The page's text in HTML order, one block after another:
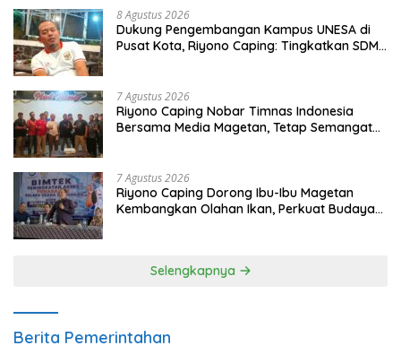
8 Agustus 2026
Dukung Pengembangan Kampus UNESA di
Pusat Kota, Riyono Caping: Tingkatkan SDM
7 Agustus 2026
Riyono Caping Nobar Timnas Indonesia
Bersama Media Magetan, Tetap Semangat
7 Agustus 2026
Riyono Caping Dorong Ibu-Ibu Magetan
Kembangkan Olahan Ikan, Perkuat Budaya
Selengkapnya
Berita Pemerintahan